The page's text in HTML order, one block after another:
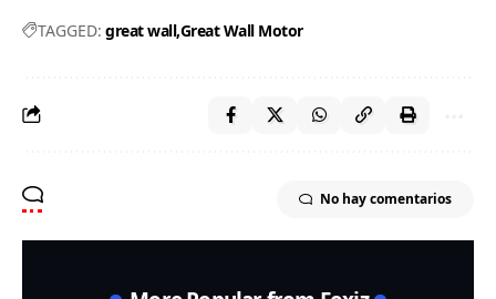
TAGGED: great wall Great Wall Motor
No hay comentarios